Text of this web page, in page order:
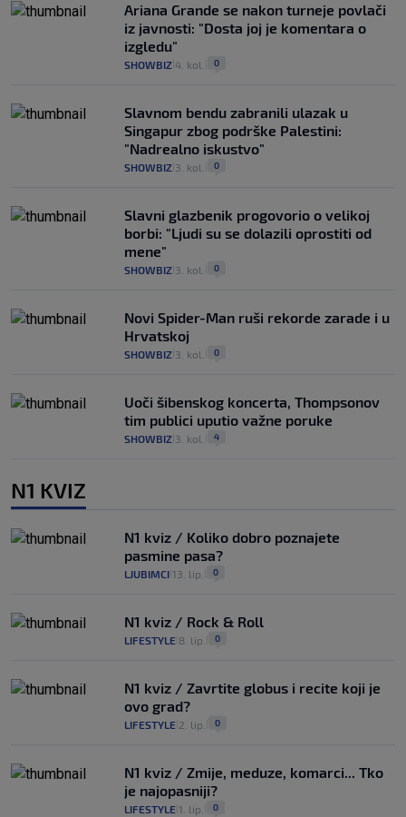
Ariana Grande se nakon turneje povlači
iz javnosti: "Dosta joj je komentara o
izgledu"
SHOWBIZ 4. kol. 0
Slavnom bendu zabranili ulazak u
Singapur zbog podrške Palestini:
"Nadrealno iskustvo"
SHOWBIZ 3. kol. 0
Slavni glazbenik progovorio o velikoj
borbi: "Ljudi su se dolazili oprostiti od
mene"
SHOWBIZ 3. kol. 0
Novi Spider-Man ruši rekorde zarade i u
Hrvatskoj
SHOWBIZ 3. kol. 0
Uoči šibenskog koncerta, Thompsonov
tim publici uputio važne poruke
SHOWBIZ 3. kol. 4
N1 KVIZ
N1 kviz / Koliko dobro poznajete
pasmine pasa?
LJUBIMCI 13. lip. 0
N1 kviz / Rock & Roll
LIFESTYLE 8. lip. 0
N1 kviz / Zavrtite globus i recite koji je
ovo grad?
LIFESTYLE 2. lip. 0
N1 kviz / Zmije, meduze, komarci... Tko
je najopasniji?
LIFESTYLE 1. lip. 0